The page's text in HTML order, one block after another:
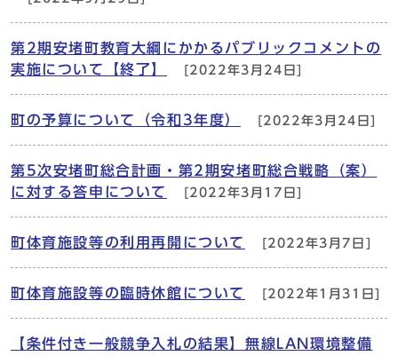
第2期安堵町教育大綱にかかるパブリックコメントの
実施について【終了】
[2022年3月24日]
町の予算について（令和3年度） [2022年3月24日]
第5次安堵町総合計画・第2期安堵町総合戦略（案）
に対する答申について
[2022年3月17日]
町体育施設等の利用再開について [2022年3月7日]
町体育施設等の臨時休館について [2022年1月31日]
【条件付き一般競争入札の結果】無線LAN環境整備